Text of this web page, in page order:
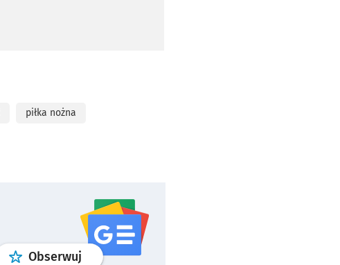
piłka nożna
Obserwuj profilgoogle news